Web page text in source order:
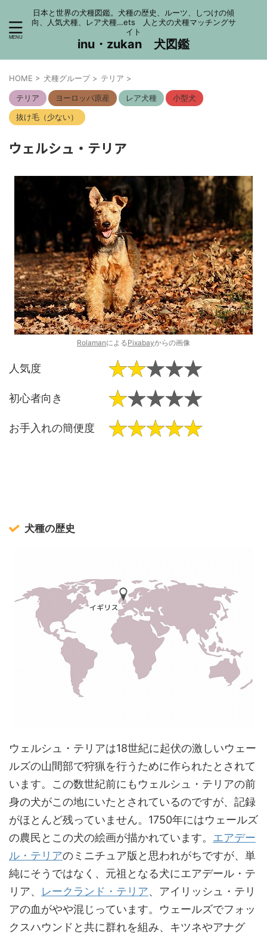
日本と世界の犬種図鑑。犬種の歴史、ルーツ、しつけの傾
向、人気犬種、レア犬種…ets 人と犬の犬種マッチングサ
イト
inu・zukan 犬図鑑
HOME > 犬種グループ > テリア >
テリア ヨーロッパ原産 レア犬種
小型犬
抜け毛（少ない）
ウェルシュ・テリア
RolamanによるPixabayからの画像
人気度
初心者向き
お手入れの簡便度
犬種の歴史
ウェルシュ・テリアは18世紀に起伏の激しいウェー
ルズの山間部で狩猟を行うために作られたとされて
います。この数世紀前にもウェルシュ・テリアの前
身の犬がこの地にいたとされているのですが、記録
がほとんど残っていません。1750年にはウェールズ
の農民とこの犬の絵画が描かれています。 エアデー
ル・テリアのミニチュア版と思われがちですが、単
純にそうではなく、元祖となる犬にエアデール・テ
リア、 レークランド・テリア、アイリッシュ・テリ
アの血がやや混じっています。ウェールズでフォッ
クスハウンドと共に群れを組み、キツネやアナグ